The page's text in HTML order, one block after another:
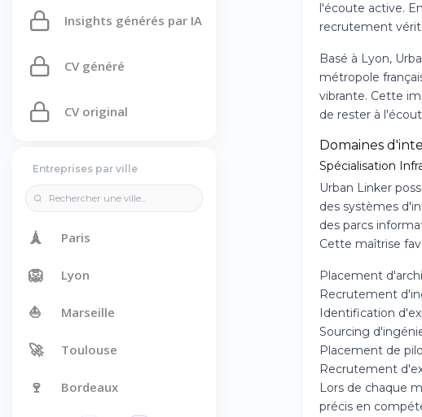
Insights générés par IA
CV généré
CV original
Entreprises par ville
🗼 Paris
🦁 Lyon
⛵ Marseille
🚀 Toulouse
🍷 Bordeaux
l'écoute active.
recrutement
Basé à Lyon,
métropole
vibrante. Cette
de rester à
Domaines
Spécialisation
Urban Linker
des systèmes
des parcs
Cette maîtrise
Placement
Recrutement
Identification
Sourcing
Placement de
Recrutement
Lors de chaque
précis en